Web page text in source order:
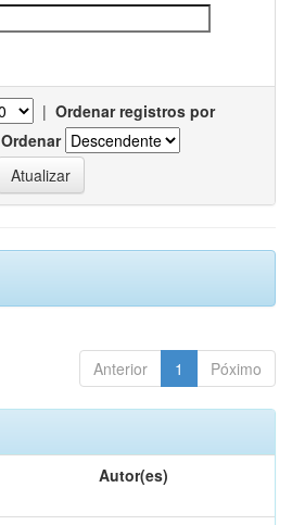
| Ordenar registros por
Ordenar
Anterior 1 Póximo
Autor(es)